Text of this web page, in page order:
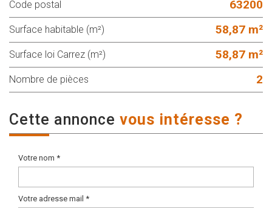
Code postal 63200
Surface habitable (m²) 58,87 m²
Surface loi Carrez (m²) 58,87 m²
Nombre de pièces 2
cette annonce vous intéresse ?
Votre nom *
Votre adresse mail *